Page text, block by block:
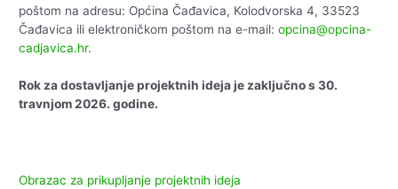
poštom na adresu: Općina Čađavica, Kolodvorska 4, 33523
Čađavica ili elektroničkom poštom na e-mail:opcina@opcina-
cadjavica.hr.
Rok za dostavljanje projektnih ideja je zaključno s 30.
travnjom 2026.godine.
Obrazac za prikupljanje projektnih ideja